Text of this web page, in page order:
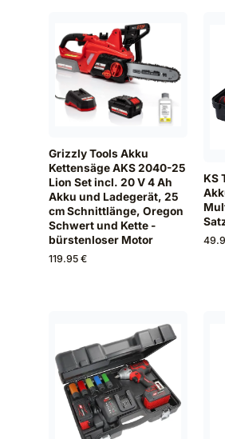
Grizzly Tools Akku
Kettensäge AKS 2040-25
Lion Set incl. 20 V 4 Ah
Akku und Ladegerät, 25
cm Schnittlänge, Oregon
Schwert und Kette -
bürstenloser Motor
119.95 €
KS